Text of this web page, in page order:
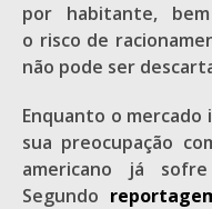
por habitante,
o risco de
não pode ser
Enquanto o
sua preocupação
americano já
Segundo